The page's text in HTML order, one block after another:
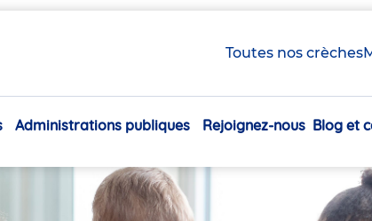
Toutes nos crèches
Navigation
Administrations publiques Rejoignez-nous Blog et